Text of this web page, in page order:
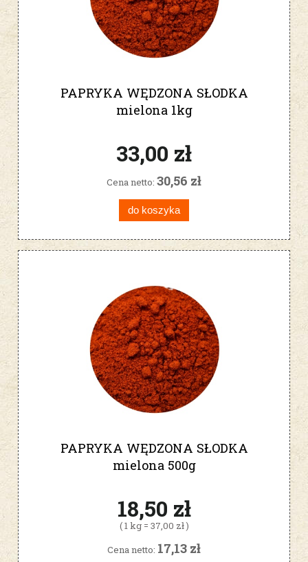
PAPRYKA WĘDZONA SŁODKA
mielona 1kg
33,00 zł
Cena netto: 30,56 zł
do koszyka
PAPRYKA WĘDZONA SŁODKA
mielona 500g
18,50 zł
( 1 kg = 37,00 zł )
Cena netto: 17,13 zł